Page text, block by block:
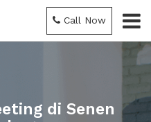
Call Now
di Senen